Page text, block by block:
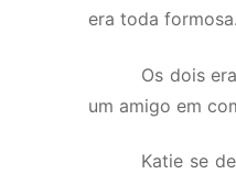
era toda formosa.
Os dois
um amigo em
Katie se